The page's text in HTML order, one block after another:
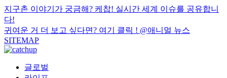
지구촌 이야기가 궁금해? 케찹! 실시간 세계 이슈를 공유합니
다!
귀여운 거 더 보고 싶다면? 여기 클릭 ! @애니멀 뉴스
SITEMAP
글로벌